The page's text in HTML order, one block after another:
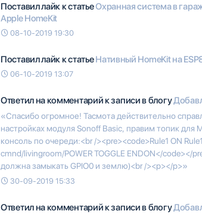
Поставил лайк к статьеОхранная система в
Apple HomeKit
08-10-2019 19:30
Поставил лайк к статьеНативный HomeKit на
06-10-2019 13:07
Ответил на комментарий к записи в блогу
«Спасибо огромное! Тасмота действительно
настройках модуля Sonoff Basic, правим топик для
консоль по очереди:<br /><pre><code>Rule1 ON
cmnd/livingroom/POWER TOGGLE ENDON</code></
должна замыкать GPIO0 и землю)<br /><p></p>»
30-09-2019 15:33
Ответил на комментарий к записи в блогу